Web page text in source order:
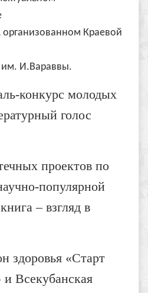
Краевой
И.Вараввы.
конкурс молодых
голос
проектов по
популярной
– взгляд в
здоровья «Старт
и Всекубанская